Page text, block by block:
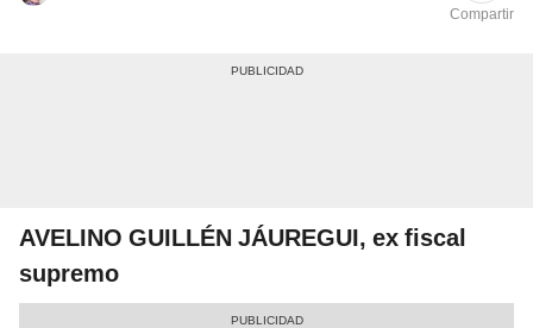
Compartir
AVELINO GUILLÉN JÁUREGUI, ex fiscal
supremo